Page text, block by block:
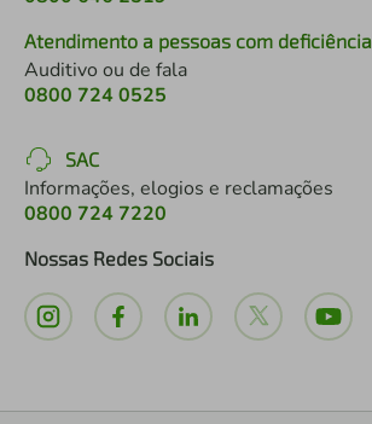
Atendimento a pessoas com deficiência
Auditivo ou de fala
0800 724 0525
SAC
Informações, elogios e reclamações
0800 724 7220
Nossas Redes Sociais